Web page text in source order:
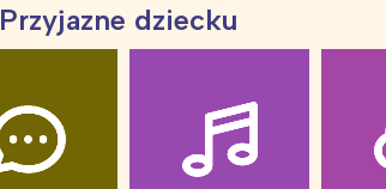
Przyjazne dziecku